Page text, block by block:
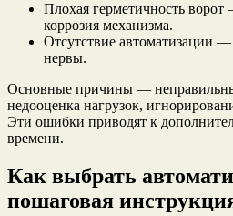
Плохая герметичность
коррозия механизма.
Отсутствие автоматизации
нервы.
Основные причины —
недооценка нагрузок,
Эти ошибки приводят к
времени.
Как выбрать
пошаговая